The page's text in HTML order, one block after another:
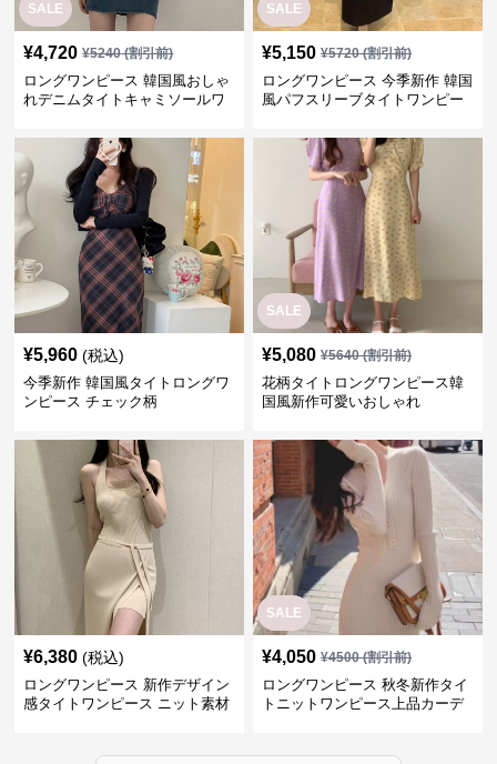
SALE
¥4,720 ¥5240(割引前)
ロングワンピース 韓国風おしゃ
れデニムタイトキャミソールワ
SALE
¥5,150 ¥5720(割引前)
ロングワンピース 今季新作 韓国
風パフスリーブタイトワンピー
¥5,960 (税込)
今季新作 韓国風タイトロングワ
ンピース チェック柄
SALE
¥5,080 ¥5640(割引前)
花柄タイトロングワンピース韓
国風新作可愛いおしゃれ
¥6,380 (税込)
ロングワンピース 新作デザイン
感タイトワンピース ニット素材
SALE
¥4,050 ¥4500(割引前)
ロングワンピース 秋冬新作タイ
トニットワンピース上品カーデ